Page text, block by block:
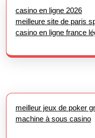
casino en ligne 2026
meilleure site de paris
casino en ligne france
meilleur jeux de poker
machine à sous casino